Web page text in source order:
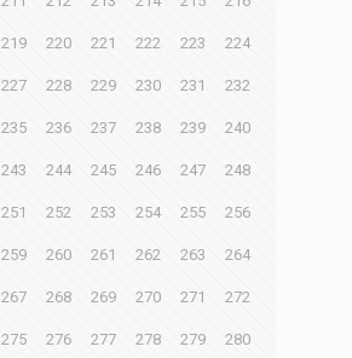
219 220 221 222 223 224
227 228 229 230 231 232
235 236 237 238 239 240
243 244 245 246 247 248
251 252 253 254 255 256
259 260 261 262 263 264
267 268 269 270 271 272
275 276 277 278 279 280